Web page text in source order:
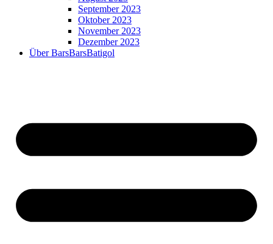
September 2023
Oktober 2023
November 2023
Dezember 2023
Über BarsBarsBatigol